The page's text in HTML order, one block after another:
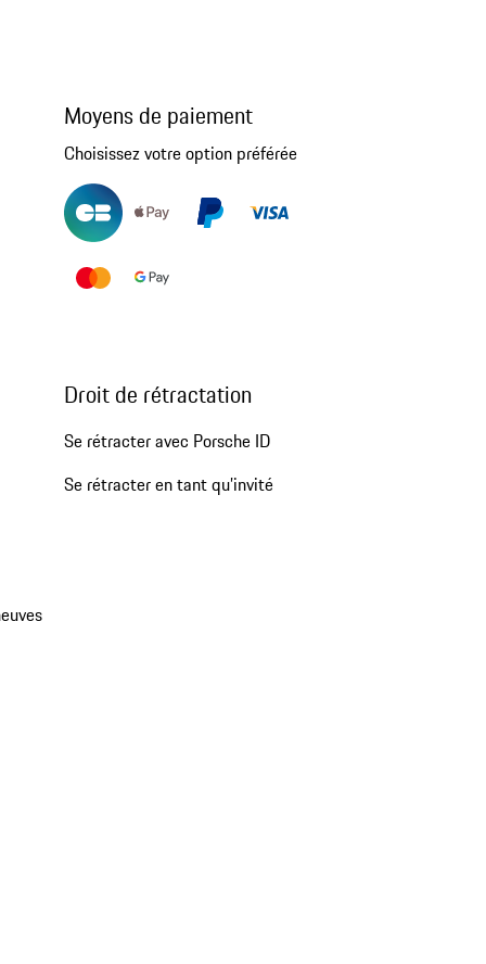
Moyens de paiement
Choisissez votre option préférée
Droit de rétractation
Se rétracter avec Porsche ID
Se rétracter en tant qu’invité